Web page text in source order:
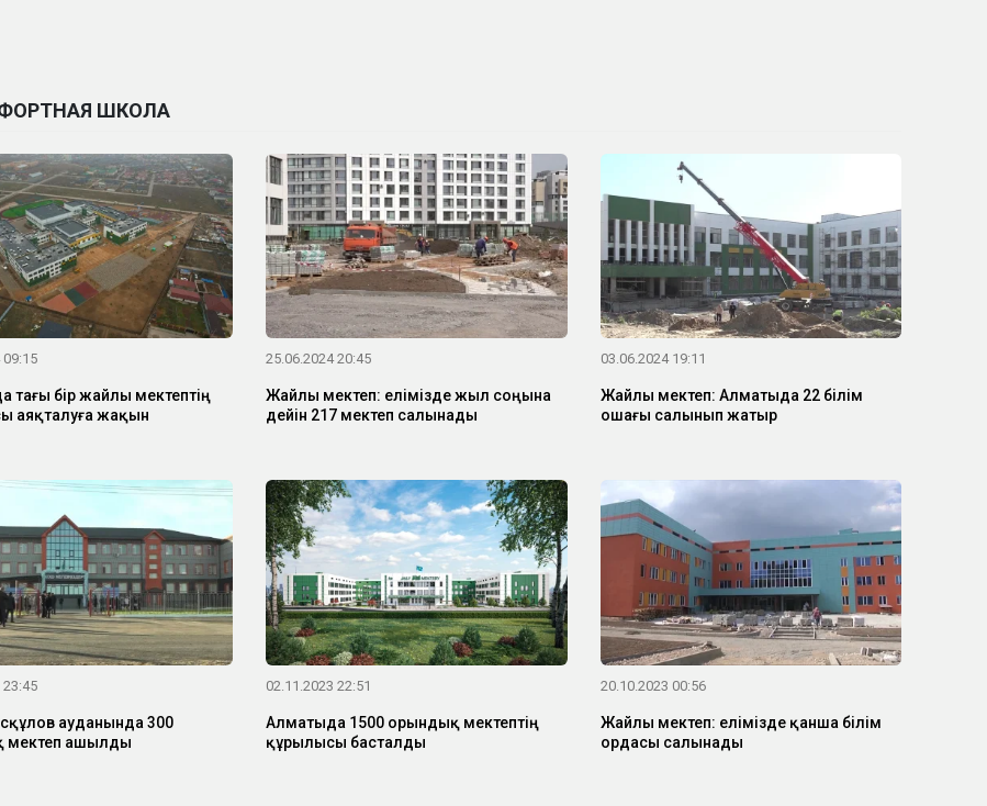
ШКОЛА
09:15
тағы бір жайлы мектептің
аяқталуға жақын
25.06.2024 20:45
Жайлы мектеп: елімізде жыл соңына
дейін 217 мектеп салынады
03.06.2024 19:11
Жайлы мектеп: Алматыда 22 білім
ошағы салынып жатыр
23:45
ауданында 300
мектеп ашылды
02.11.2023 22:51
Алматыда 1500 орындық мектептің
құрылысы басталды
20.10.2023 00:56
Жайлы мектеп: елімізде қанша білім
ордасы салынады